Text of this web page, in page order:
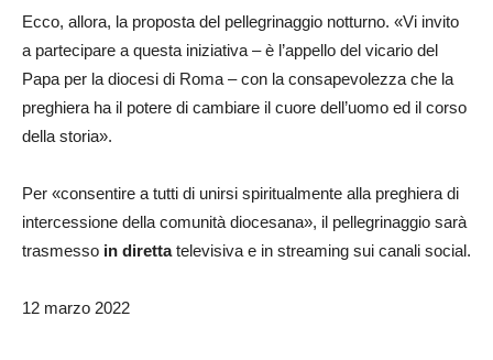
Ecco, allora, la proposta del pellegrinaggio notturno. «Vi invito
a partecipare a questa iniziativa – è l’appello del vicario del
Papa per la diocesi di Roma – con la consapevolezza che la
preghiera ha il potere di cambiare il cuore dell’uomo ed il corso
della storia».
Per «consentire a tutti di unirsi spiritualmente alla preghiera di
intercessione della comunità diocesana», il pellegrinaggio sarà
trasmesso in direttatelevisiva e in streaming sui canali social.
12 marzo 2022